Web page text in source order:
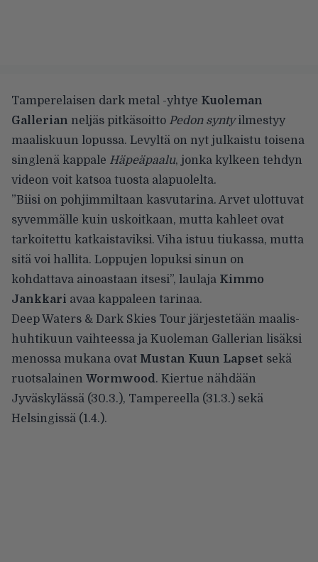
Tamperelaisen dark metal -yhtye Kuoleman
Gallerian neljäs pitkäsoitto Pedon syntyilmestyy
maaliskuun lopussa. Levyltä on nyt julkaistu toisena
singlenä kappale Häpeäpaalu, jonka kylkeen tehdyn
videon voit katsoa tuosta alapuolelta.
”Biisi on pohjimmiltaan kasvutarina. Arvet ulottuvat
syvemmälle kuin uskoitkaan, mutta kahleet ovat
tarkoitettu katkaistaviksi. Viha istuu tiukassa, mutta
sitä voi hallita. Loppujen lopuksi sinun on
kohdattava ainoastaan itsesi”, laulaja Kimmo
Jankkari avaa kappaleen tarinaa.
Deep Waters & Dark Skies Tour järjestetään maalis-
huhtikuun vaihteessa ja Kuoleman Gallerian lisäksi
menossa mukana ovat Mustan Kuun Lapset sekä
ruotsalainen Wormwood. Kiertue nähdään
Jyväskylässä (30.3.), Tampereella (31.3.) sekä
Helsingissä (1.4.).